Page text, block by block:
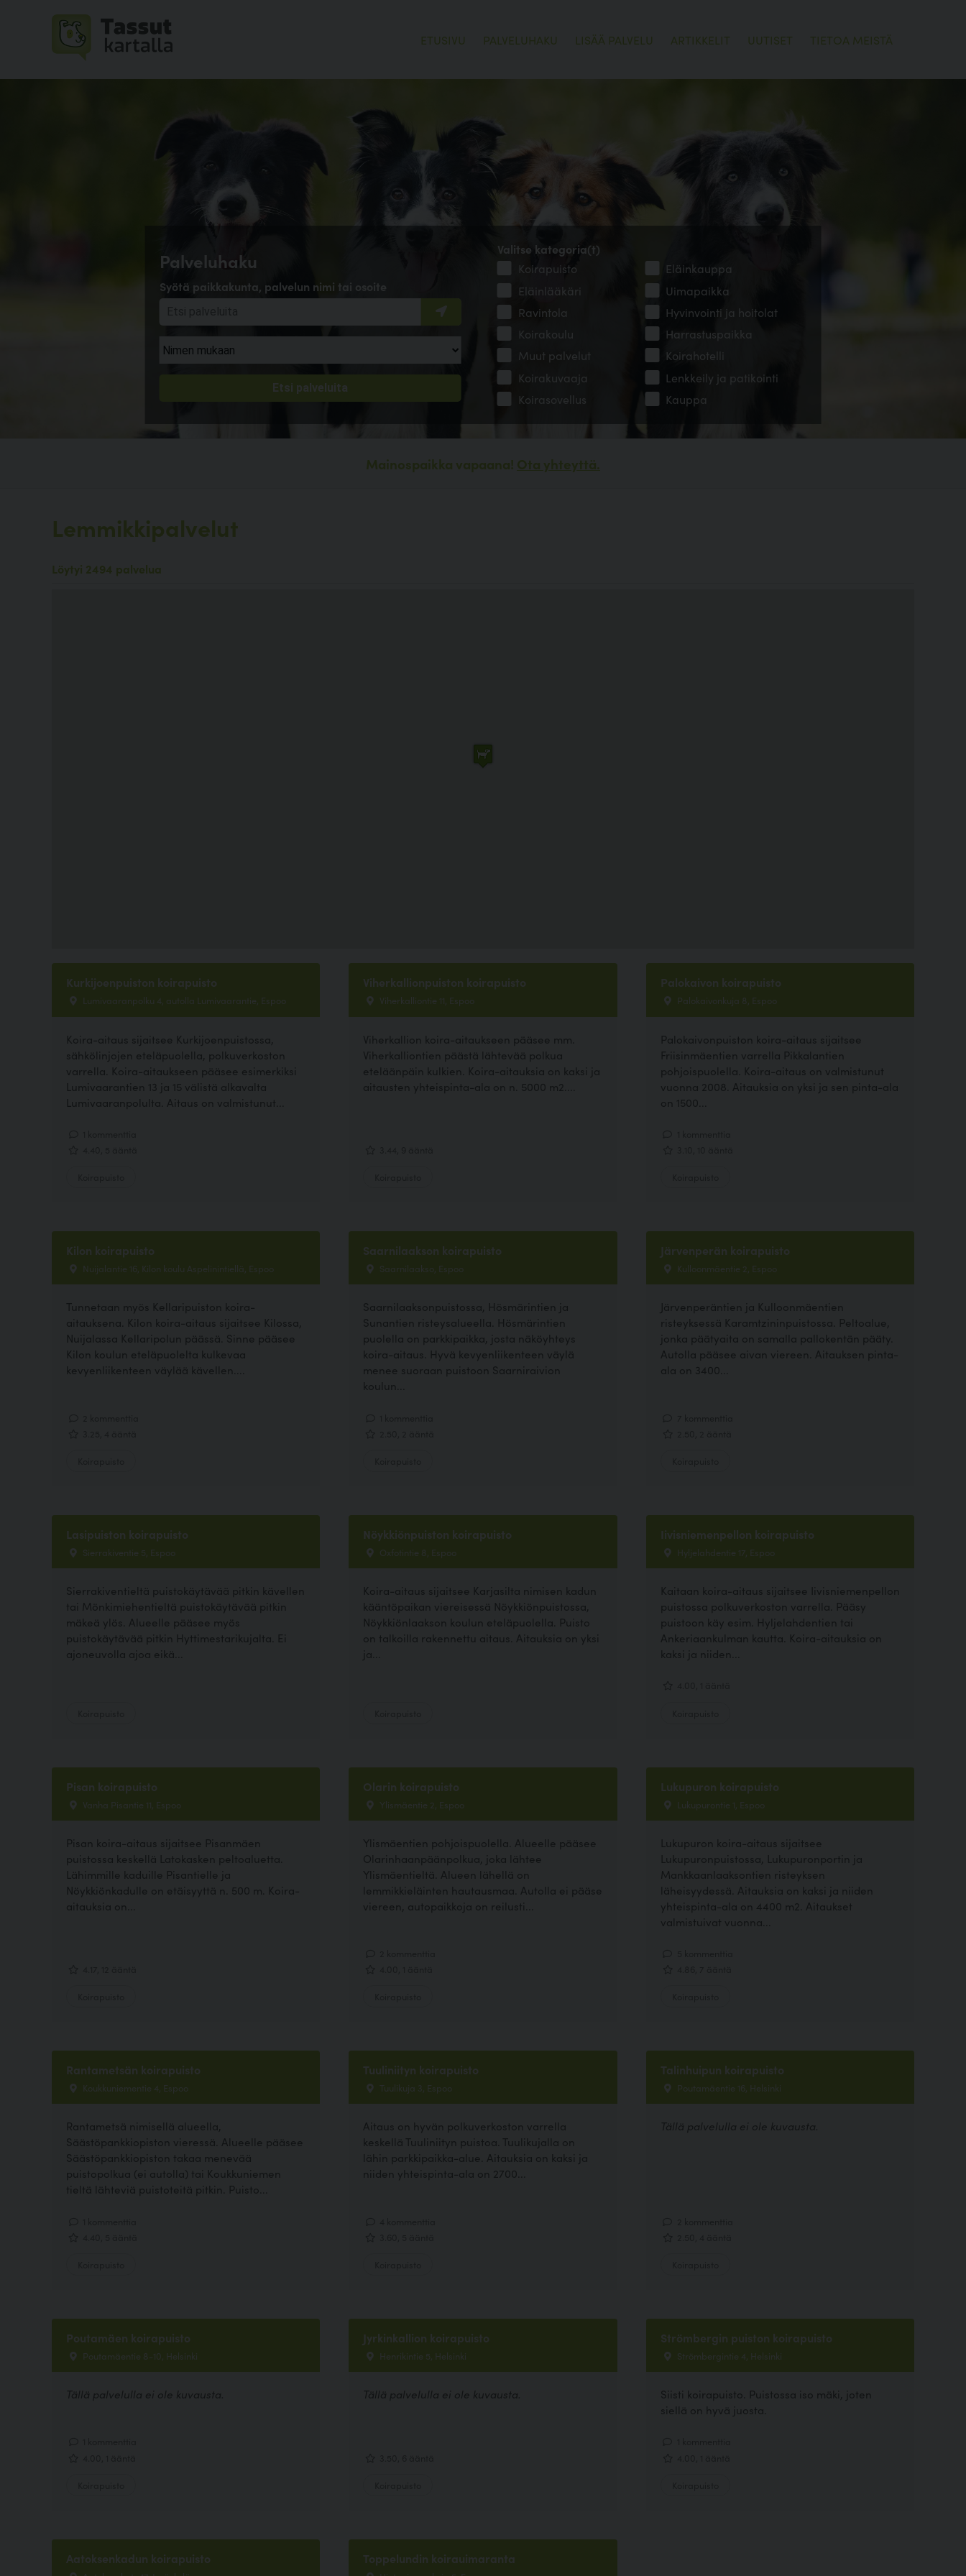
ETUSIVU PALVELUHAKU LISÄÄ PALVELU ARTIKKELIT UUTISET TIETOA MEISTÄ
Palveluhaku
Syötä paikkakunta, palvelun nimi tai osoite
Valitse kategoria(t)
Koirapuisto
Eläinkauppa
Eläinlääkäri
Uimapaikka
Ravintola
Hyvinvointi ja hoitolat
Koirakoulu
Harrastuspaikka
Muut palvelut
Koirahotelli
Koirakuvaaja
Lenkkeily ja patikointi
Koirasovellus
Kauppa
Mainospaikka vapaana! Ota yhteyttä.
Lemmikkipalvelut
Löytyi 2494 palvelua
Kurkijoenpuiston koirapuisto
Lumivaaranpolku 4, autolla Lumivaarantie, Espoo
Koira-aitaus sijaitsee Kurkijoenpuistossa,
sähkölinjojen eteläpuolella, polkuverkoston
varrella. Koira-aitaukseen pääsee esimerkiksi
Lumivaarantien 13 ja 15 välistä alkavalta
Lumivaaranpolulta. Aitaus on valmistunut...
Viherkallionpuiston koirapuisto
Viherkalliontie 11, Espoo
Viherkallion koira-aitaukseen pääsee mm.
Viherkalliontien päästä lähtevää polkua
eteläänpäin kulkien. Koira-aitauksia on kaksi ja
aitausten yhteispinta-ala on n. 5000 m2....
Palokaivon koirapuisto
Palokaivonkuja 8, Espoo
Palokaivonpuiston koira-aitaus sijaitsee
Friisinmäentien varrella Pikkalantien
pohjoispuolella. Koira-aitaus on valmistunut
vuonna 2008. Aitauksia on yksi ja sen pinta-ala
on 1500...
Kilon koirapuisto
Nuijalantie 16, Kilon koulu Aspelinintiellä, Espoo
Tunnetaan myös Kellaripuiston koira-
aitauksena. Kilon koira-aitaus sijaitsee Kilossa,
Nuijalassa Kellaripolun päässä. Sinne pääsee
Kilon koulun eteläpuolelta kulkevaa
kevyenliikenteen väylää kävellen....
Saarnilaakson koirapuisto
Saarnilaakso, Espoo
Saarnilaaksonpuistossa, Hösmärintien ja
Sunantien risteysalueella. Hösmärintien
puolella on parkkipaikka, josta näköyhteys
koira-aitaus. Hyvä kevyenliikenteen väylä
menee suoraan puistoon Saarniraivion
koulun...
Järvenperän koirapuisto
Kulloonmäentie 2, Espoo
Järvenperäntien ja Kulloonmäentien
risteyksessä Karamtzininpuistossa. Peltoalue,
jonka päätyaita on samalla pallokentän pääty.
Autolla pääsee aivan viereen. Aitauksen pinta-
ala on 3400...
Lasipuiston koirapuisto
Sierrakiventie 5, Espoo
Sierrakiventieltä puistokäytävää pitkin kävellen
tai Mönkimiehentieltä puistokäytävää pitkin
mäkeä ylös. Alueelle pääsee myös
puistokäytävää pitkin Hyttimestarikujalta. Ei
ajoneuvolla ajoa eikä...
Nöykkiönpuiston koirapuisto
Oxfotintie 8, Espoo
Koira-aitaus sijaitsee Karjasilta nimisen kadun
kääntöpaikan viereisessä Nöykkiönpuistossa,
Nöykkiönlaakson koulun eteläpuolella. Puisto
on talkoilla rakennettu aitaus. Aitauksia on yksi
ja...
Iivisniemenpellon koirapuisto
Hyljelahdentie 17, Espoo
Kaitaan koira-aitaus sijaitsee Iivisniemenpellon
puistossa polkuverkoston varrella. Pääsy
puistoon käy esim. Hyljelahdentien tai
Ankeriaankulman kautta. Koira-aitauksia on
kaksi ja niiden...
Pisan koirapuisto
Vanha Pisantie 11, Espoo
Pisan koira-aitaus sijaitsee Pisanmäen
puistossa keskellä Latokasken peltoaluetta.
Lähimmille kaduille Pisantielle ja
Nöykkiönkadulle on etäisyyttä n. 500 m. Koira-
aitauksia on...
Olarin koirapuisto
Ylismäentie 2, Espoo
Ylismäentien pohjoispuolella. Alueelle pääsee
Olarinhaanpäänpolkua, joka lähtee
Ylismäentieltä. Alueen lähellä on
lemmikkieläinten hautausmaa. Autolla ei pääse
viereen, autopaikkoja on reilusti...
Lukupuron koirapuisto
Lukupurontie 1, Espoo
Lukupuron koira-aitaus sijaitsee
Lukupuronpuistossa, Lukupuronportin ja
Mankkaanlaaksontien risteyksen
läheisyydessä. Aitauksia on kaksi ja niiden
yhteispinta-ala on 4400 m2. Aitaukset
valmistuivat vuonna...
Rantametsän koirapuisto
Koukkuniementie 4, Espoo
Rantametsä nimisellä alueella,
Säästöpankkiopiston vieressä. Alueelle pääsee
Säästöpankkiopiston takaa menevää
puistopolkua (ei autolla) tai Koukkuniemen
tieltä lähteviä puistoteitä pitkin. Puisto...
Tuuliniityn koirapuisto
Tuulikuja 3, Espoo
Aitaus on hyvän polkuverkoston varrella
keskellä Tuuliniityn puistoa. Tuulikujalla on
lähin parkkipaikka-alue. Aitauksia on kaksi ja
niiden yhteispinta-ala on 2700...
Talinhuipun koirapuisto
Poutamäentie 16, Helsinki
Tällä palvelulla ei ole kuvausta.
Poutamäen koirapuisto
Poutamäentie 8-10, Helsinki
Tällä palvelulla ei ole kuvausta.
Jyrkinkallion koirapuisto
Henrikintie 5, Helsinki
Tällä palvelulla ei ole kuvausta.
Strömbergin puiston koirapuisto
Strömbergintie 4, Helsinki
Siisti koirapuisto. Puistossa iso mäki, joten
siellä on hyvä juosta.
Aatoksenkadun koirapuisto Toppelundin koirauimaranta